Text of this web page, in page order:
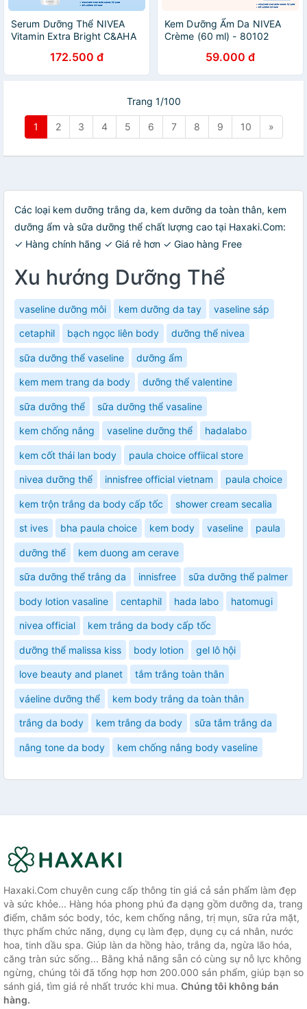
Serum Dưỡng Thể NIVEA
Vitamin Extra Bright C&AHA
Da Chết (300 ml) - 99197
172.500 đ
Kem Dưỡng Ẩm Da NIVEA
Crème (60 ml) - 80102
59.000 đ
Trang 1/100
1 2 3 4 5 6 7 8 9 10 »
Các loại kem dưỡng trắng da, kem dưỡng da toàn thân, kem
dưỡng ẩm và sữa dưỡng thể chất lượng cao tại Haxaki.Com:
✓ Hàng chính hãng ✓ Giá rẻ hơn ✓ Giao hàng Free
Xu hướng Dưỡng Thể
vaseline dưỡng môi kem dưỡng da tay vaseline sáp
cetaphil bạch ngọc liên body dưỡng thể nivea
sữa dưỡng thể vaseline dưỡng ẩm
kem mem trang da body dưỡng thể valentine
sữa dưỡng thể sữa dưỡng thể vasaline
kem chống nắng vaseline dưỡng thể hadalabo
kem cốt thái lan body paula choice offiical store
nivea dưỡng thể innisfree official vietnam paula choice
kem trộn trắng da body cấp tốc shower cream secalia
st ives bha paula choice kem body vaseline paula
dưỡng thể kem duong am cerave
sữa dưỡng thể trắng da innisfree sữa dưỡng thể palmer
body lotion vasaline centaphil hada labo hatomugi
nivea official kem trắng da body cấp tốc
dưỡng thể malissa kiss body lotion gel lô hội
love beauty and planet tắm trắng toàn thân
váeline dưỡng thể kem body trắng da toàn thân
trắng da body kem trắng da body sữa tắm trắng da
nâng tone da body kem chống nắng body vaseline
Haxaki.Com chuyên cung cấp thông tin giá cả sản phẩm làm đẹp
và sức khỏe... Hàng hóa phong phú đa dạng gồm dưỡng da, trang
điểm, chăm sóc body, tóc, kem chống nắng, trị mụn, sữa rửa mặt,
thực phẩm chức năng, dụng cụ làm đẹp, dụng cụ cá nhân, nước
hoa, tinh dầu spa. Giúp làn da hồng hào, trắng da, ngừa lão hóa,
căng tràn sức sống... Bằng khả năng sẵn có cùng sự nỗ lực không
ngừng, chúng tôi đã tổng hợp hơn 200.000 sản phẩm, giúp bạn so
sánh giá, tìm giá rẻ nhất trước khi mua. Chúng tôi không bán
hàng.